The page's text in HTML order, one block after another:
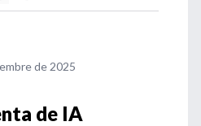
de 2025
de IA